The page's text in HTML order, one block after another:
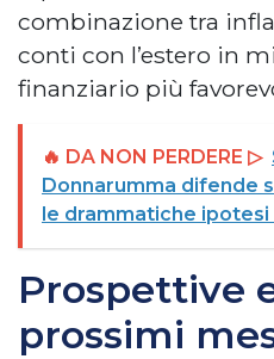
combinazione tra
conti con l’estero in
finanziario più
🔥 DA NON PERDERE ▷
Donnarumma difende
le drammatiche
Prospettive
prossimi